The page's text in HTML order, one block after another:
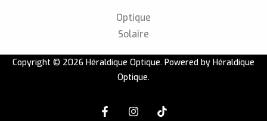
Optique
Solaire
Copyright © 2026 Héraldique Optique. Powered by Héraldique
Optique.